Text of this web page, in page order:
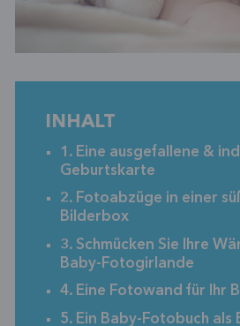
INHALT
1. Eine ausgefallene &
Geburtskarte
2. Fotoabzüge in einer
Bilderbox
3. Schmücken Sie Ihre
Baby-Fotogirlande
4. Eine Fotowand für Ihr
5. Ein Baby-Fotobuch als